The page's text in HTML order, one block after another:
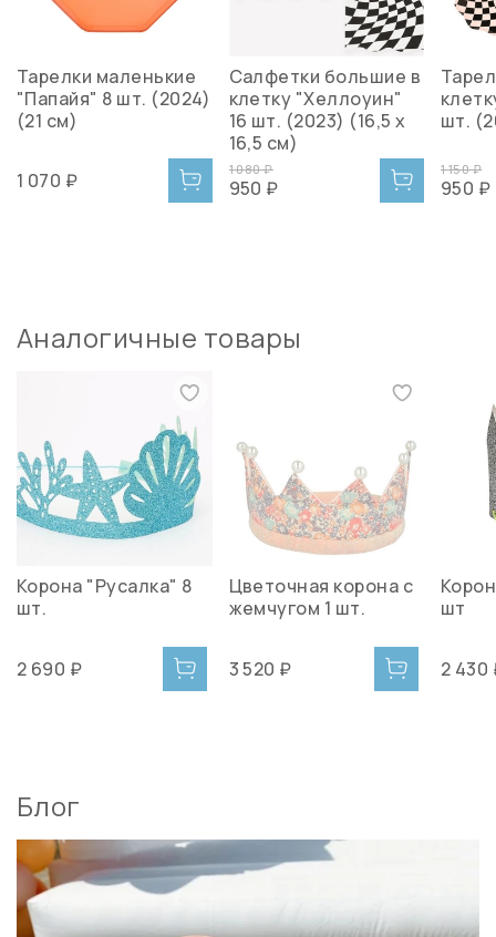
Тарелки маленькие
"Папайя" 8 шт. (2024)
(21 см)
1 070 ₽
Салфетки большие в
клетку "Хеллоуин"
16 шт. (2023) (16,5 х
16,5 см)
1 080 ₽
950 ₽
шт.
1 150 ₽
950 ₽
Аналогичные товары
Корона "Русалка" 8
шт.
2 690 ₽
Цветочная корона с
жемчугом 1 шт.
3 520 ₽
шт
2 430
Блог